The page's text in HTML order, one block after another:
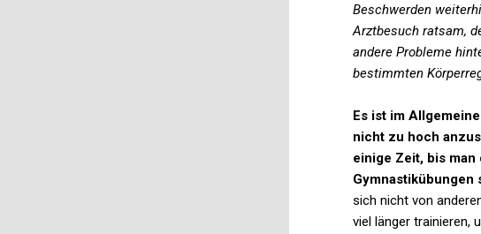
Beschwerden
Arztbesuch ratsam,
andere Probleme
bestimmten
Es ist im
nicht zu hoch
einige Zeit, bis
Gymnastikübungen
sich nicht von
viel länger trainieren,